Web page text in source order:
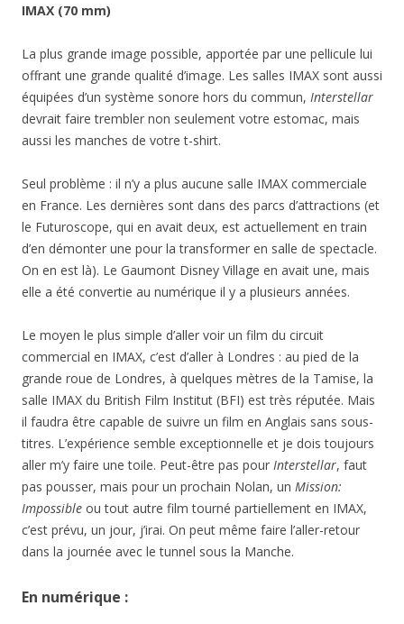
IMAX (70 mm)
La plus grande image possible, apportée par une pellicule lui
offrant une grande qualité d’image. Les salles IMAX sont aussi
équipées d’un système sonore hors du commun, Interstellar
devrait faire trembler non seulement votre estomac, mais
aussi les manches de votre t-shirt.
Seul problème : il n’y a plus aucune salle IMAX commerciale
en France. Les dernières sont dans des parcs d’attractions (et
le Futuroscope, qui en avait deux, est actuellement en train
d’en démonter une pour la transformer en salle de spectacle.
On en est là). Le Gaumont Disney Village en avait une, mais
elle a été convertie au numérique il y a plusieurs années.
Le moyen le plus simple d’aller voir un film du circuit
commercial en IMAX, c’est d’aller à Londres : au pied de la
grande roue de Londres, à quelques mètres de la Tamise, la
salle IMAX du British Film Institut (BFI) est très réputée. Mais
il faudra être capable de suivre un film en Anglais sans sous-
titres. L’expérience semble exceptionnelle et je dois toujours
aller m’y faire une toile. Peut-être pas pour Interstellar, faut
pas pousser, mais pour un prochain Nolan, un Mission:
Impossible ou tout autre film tourné partiellement en IMAX,
c’est prévu, un jour, j’irai. On peut même faire l’aller-retour
dans la journée avec le tunnel sous la Manche.
En numérique :